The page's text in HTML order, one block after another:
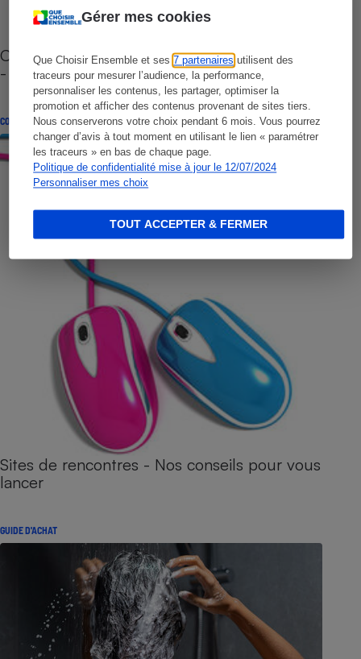
Gérer mes cookies
Que Choisir Ensemble et ses7 partenaires utilisent des
traceurs pour mesurer l’audience, la performance,
personnaliser les contenus, les partager, optimiser la
promotion et afficher des contenus provenant de sites tiers.
Nous conserverons votre choix pendant 6 mois. Vous pourrez
changer d’avis à tout moment en utilisant le lien « paramétrer
les traceurs » en bas de chaque page.
Politique de confidentialité mise à jour le 12/07/2024
Personnaliser mes choix
TOUT ACCEPTER & FERMER
Cafetière à capsules zéro déchet CoffeeB (vidéo)
- Premières impressions
CONSEILS
Sites de rencontres - Nos conseils pour vous
lancer
GUIDE D'ACHAT